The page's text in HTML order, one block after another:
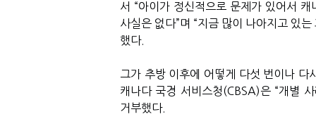
서 “아이가 정신적으로 문제가 있어서
사실은 없다”며 “지금 많이 나아지고 있
했다.
그가 추방 이후에 어떻게 다섯 번이나
캐나다 국경 서비스청(CBSA)은 “개별
거부했다.